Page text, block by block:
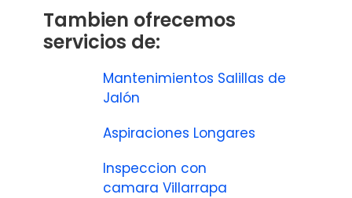
Tambien ofrecemos
servicios de:
Mantenimientos Salillas de
Jalón
Aspiraciones Longares
Inspeccion con
camara Villarrapa